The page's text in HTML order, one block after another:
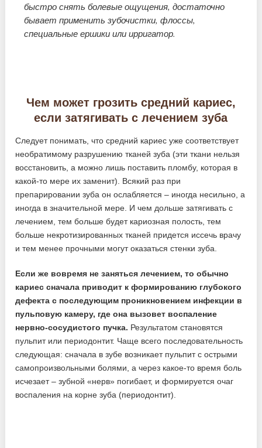
быстро снять болевые ощущения, достаточно
бывает применить зубочистки, флоссы,
специальные ершики или ирригатор.
Чем может грозить средний кариес,
если затягивать с лечением зуба
Следует понимать, что средний кариес уже соответствует
необратимому разрушению тканей зуба (эти ткани нельзя
восстановить, а можно лишь поставить пломбу, которая в
какой-то мере их заменит). Всякий раз при
препарировании зуба он ослабляется – иногда несильно, а
иногда в значительной мере. И чем дольше затягивать с
лечением, тем больше будет кариозная полость, тем
больше некротизированных тканей придется иссечь врачу
и тем менее прочными могут оказаться стенки зуба.
Если же вовремя не заняться лечением, то обычно
кариес сначала приводит к формированию глубокого
дефекта с последующим проникновением инфекции в
пульповую камеру, где она вызовет воспаление
нервно-сосудистого пучка. Результатом становятся
пульпит или периодонтит. Чаще всего последовательность
следующая: сначала в зубе возникает пульпит с острыми
самопроизвольными болями, а через какое-то время боль
исчезает – зубной «нерв» погибает, и формируется очаг
воспаления на корне зуба (периодонтит).